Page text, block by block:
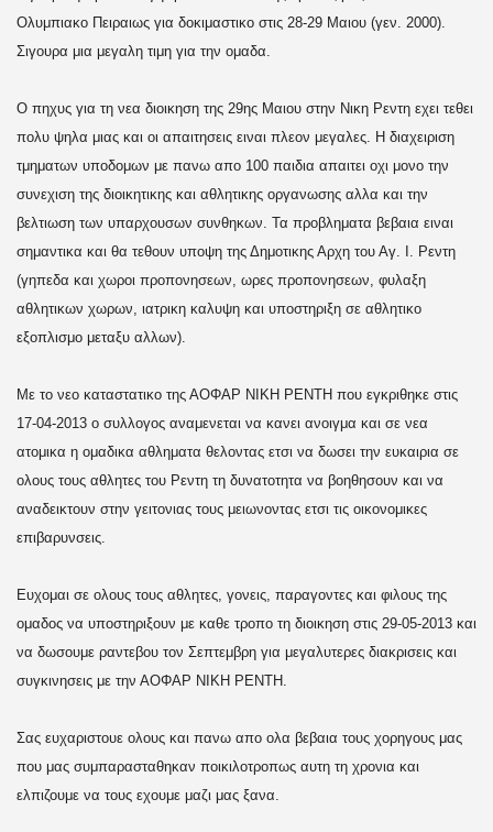
Ολυμπιακο Πειραιως για δοκιμαστικο στις 28-29 Μαιου (γεν. 2000).
Σιγουρα μια μεγαλη τιμη για την ομαδα.
Ο πηχυς για τη νεα διοικηση της 29ης Μαιου στην Νικη Ρεντη εχει τεθει
πολυ ψηλα μιας και οι απαιτησεις ειναι πλεον μεγαλες. Η διαχειριση
τμηματων υποδομων με πανω απο 100 παιδια απαιτει οχι μονο την
συνεχιση της διοικητικης και αθλητικης οργανωσης αλλα και την
βελτιωση των υπαρχουσων συνθηκων. Τα προβληματα βεβαια ειναι
σημαντικα και θα τεθουν υποψη της Δημοτικης Αρχη του Αγ. Ι. Ρεντη
(γηπεδα και χωροι προπονησεων, ωρες προπονησεων, φυλαξη
αθλητικων χωρων, ιατρικη καλυψη και υποστηριξη σε αθλητικο
εξοπλισμο μεταξυ αλλων).
Με το νεο καταστατικο της ΑΟΦΑΡ ΝΙΚΗ ΡΕΝΤΗ που εγκριθηκε στις
17-04-2013 ο συλλογος αναμενεται να κανει ανοιγμα και σε νεα
ατομικα η ομαδικα αθληματα θελοντας ετσι να δωσει την ευκαιρια σε
ολους τους αθλητες του Ρεντη τη δυνατοτητα να βοηθησουν και να
αναδεικτουν στην γειτονιας τους μειωνοντας ετσι τις οικονομικες
επιβαρυνσεις.
Ευχομαι σε ολους τους αθλητες, γονεις, παραγοντες και φιλους της
ομαδος να υποστηριξουν με καθε τροπο τη διοικηση στις 29-05-2013 και
να δωσουμε ραντεβου τον Σεπτεμβρη για μεγαλυτερες διακρισεις και
συγκινησεις με την ΑΟΦΑΡ ΝΙΚΗ ΡΕΝΤΗ.
Σας ευχαριστουε ολους και πανω απο ολα βεβαια τους χορηγους μας
που μας συμπαρασταθηκαν ποικιλοτροπως αυτη τη χρονια και
ελπιζουμε να τους εχουμε μαζι μας ξανα.